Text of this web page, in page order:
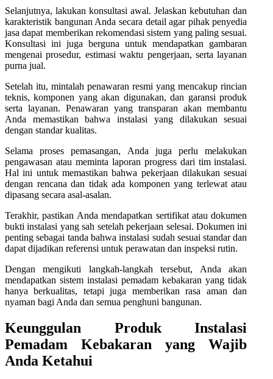
Selanjutnya, lakukan konsultasi awal. Jelaskan kebutuhan dan
karakteristik bangunan Anda secara detail agar pihak penyedia
jasa dapat memberikan rekomendasi sistem yang paling sesuai.
Konsultasi ini juga berguna untuk mendapatkan gambaran
mengenai prosedur, estimasi waktu pengerjaan, serta layanan
purna jual.
Setelah itu, mintalah penawaran resmi yang mencakup rincian
teknis, komponen yang akan digunakan, dan garansi produk
serta layanan. Penawaran yang transparan akan membantu
Anda memastikan bahwa instalasi yang dilakukan sesuai
dengan standar kualitas.
Selama proses pemasangan, Anda juga perlu melakukan
pengawasan atau meminta laporan progress dari tim instalasi.
Hal ini untuk memastikan bahwa pekerjaan dilakukan sesuai
dengan rencana dan tidak ada komponen yang terlewat atau
dipasang secara asal-asalan.
Terakhir, pastikan Anda mendapatkan sertifikat atau dokumen
bukti instalasi yang sah setelah pekerjaan selesai. Dokumen ini
penting sebagai tanda bahwa instalasi sudah sesuai standar dan
dapat dijadikan referensi untuk perawatan dan inspeksi rutin.
Dengan mengikuti langkah-langkah tersebut, Anda akan
mendapatkan sistem instalasi pemadam kebakaran yang tidak
hanya berkualitas, tetapi juga memberikan rasa aman dan
nyaman bagi Anda dan semua penghuni bangunan.
Keunggulan Produk Instalasi
Pemadam Kebakaran yang Wajib
Anda Ketahui